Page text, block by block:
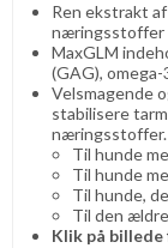
Ren ekstrakt
næringsstoffer
MaxGLM
(GAG), omega-
Velsmagende
stabilisere
næringsstoffer.
Til hunde
Til hunde
Til hunde,
Til den
Klik på